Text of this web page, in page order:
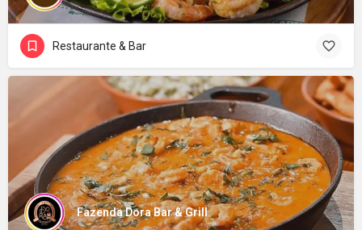
Restaurante & Bar
Fazenda Dora Bar & Grill